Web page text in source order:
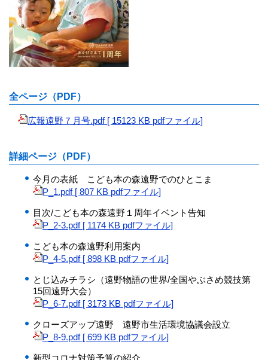
全ページ（PDF）
広報遠野７月号.pdf [ 15123 KB pdfファイル]
詳細ページ（PDF）
今月の表紙 こども本の森遠野でのひとこま
P_1.pdf [ 807 KB pdfファイル]
目次/こども本の森遠野１周年イベント告知
P_2-3.pdf [ 1174 KB pdfファイル]
こども本の森遠野利用案内
P_4-5.pdf [ 898 KB pdfファイル]
とじ込みチラシ（遠野物語の世界/全国やぶさめ競技第
15回遠野大会）
P_6-7.pdf [ 3173 KB pdfファイル]
クローズアップ遠野 遠野市生活環境協議会設立
P_8-9.pdf [ 699 KB pdfファイル]